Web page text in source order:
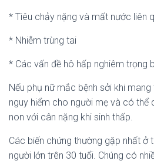
* Tiêu chảy nặng và mất nước liên
* Nhiễm trùng tai
* Các vấn đề hô hấp nghiêm trọng
Nếu phụ nữ mắc bệnh sởi khi
nguy hiểm cho người mẹ và có thể
non với cân nặng khi sinh thấp.
Các biến chứng thường gặp nhất ở
người lớn trên 30 tuổi. Chúng có